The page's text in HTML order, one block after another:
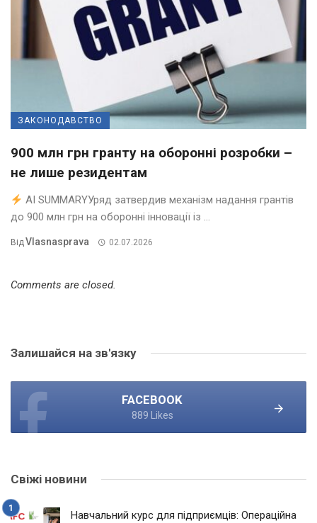
ЗАКОНОДАВСТВО
900 млн грн гранту на оборонні розробки –
не лише резидентам
AI SUMMARYУряд затвердив механізм надання грантів
до 900 млн грн на оборонні інновації із ...
ВідVlasnasprava 02.07.2026
Comments are closed.
Залишайся на зв'язку
FACEBOOK
889 Likes
Свіжі новини
Навчальний курс для підприємців: Операційна